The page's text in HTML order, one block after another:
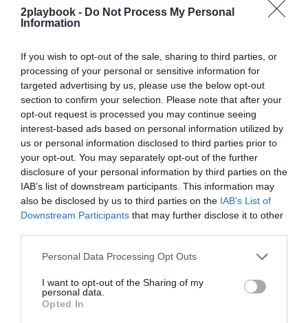
2playbook - Do Not Process My Personal
Information
If you wish to opt-out of the sale, sharing to third parties, or
processing of your personal or sensitive information for
targeted advertising by us, please use the below opt-out
section to confirm your selection. Please note that after your
opt-out request is processed you may continue seeing
interest-based ads based on personal information utilized by
us or personal information disclosed to third parties prior to
your opt-out. You may separately opt-out of the further
disclosure of your personal information by third parties on the
IAB’s list of downstream participants. This information may
also be disclosed by us to third parties on the IAB’s List of
Downstream Participants that may further disclose it to other
Personal Data Processing Opt Outs
I want to opt-out of the Sharing of my
personal data.
Opted In
Índex2P
junto a Assos, BMC, Mercedes Benz, Supersport, Rotor,
Selle Italia, Tacx y Garmin, entre otros.
Añadir2Playbookcomo fuente preferida de Google
de forma gratuita
Mantente informado con las últimas noticias de actualidad.
ACTIVAR AHORA
Compartir
Imprimir
Publicidad